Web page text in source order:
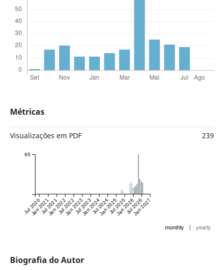
Métricas
Visualizações em PDF 239
Jul 2020
Jan 2021Jul 2021
Jan 2022Jul 2022
Jan 2023Jul 2023
Jan 2024Jul 2024
Jan 2025Jul 2025
Jan 2026Jul 2026
Jan 2027
65
monthly | yearly
Biografia do Autor